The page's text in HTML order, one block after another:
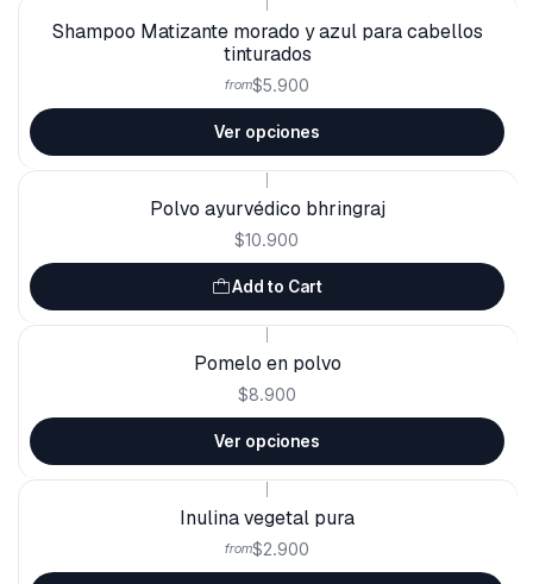
Shampoo Matizante morado y azul para cabellos
tinturados
from$5.900
Ver opciones
Polvo ayurvédico bhringraj
$10.900
Add to Cart
Pomelo en polvo
$8.900
Ver opciones
Inulina vegetal pura
from$2.900